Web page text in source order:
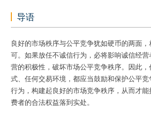
导语
良好的市场秩序与公平竞争犹如硬币的两面
可。如果放任不诚信行为，必将影响诚信经
营的积极性，破坏市场公平竞争秩序。因此
式、任何交易环境，都应当鼓励和保护公平
行为，构建起良好的市场竞争秩序，从而才
费者的合法权益落到实处。